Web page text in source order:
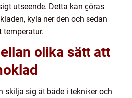
utseende. Detta kan göras
kyla ner den och sedan
temperatur.
olika sätt att
skilja sig åt både i tekniker och